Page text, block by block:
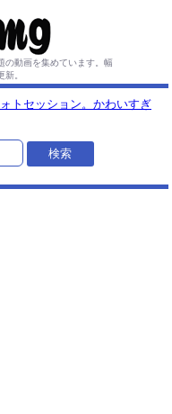
動画を集めています。 幅
。
トセッション。かわいすぎ